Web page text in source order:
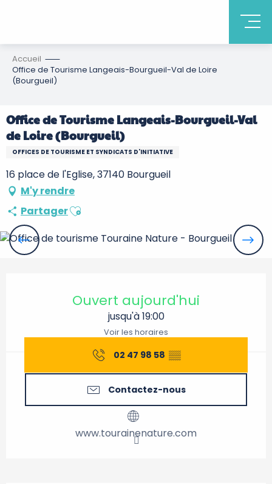
Accueil
Office de Tourisme Langeais-Bourgueil-Val de Loire
(Bourgueil)
Office de Tourisme Langeais-Bourgueil-Val
de Loire (Bourgueil)
OFFICES DE TOURISME ET SYNDICATS D'INITIATIVE
16 place de l'Eglise, 37140 Bourgueil
M'y rendre
PartagerAjouter aux favoris
Ouvert aujourd'hui
jusqu'à 19:00
Voir les horaires
02 47 98 58 ▒▒
Contactez-nous
www.tourainenature.com